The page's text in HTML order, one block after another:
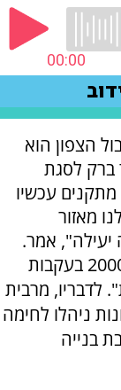
הצפון הוא
לסגת
"אנחנו מתקנים עכשיו
מאזור
יעילה", אמר.
איתם ציין כי ההחלטה התקבלה בשנת 2000 בעקבות
לדבריו, מרבית
ניהלו לחימה
בנייה